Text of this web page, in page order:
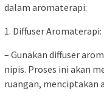
dalam aromaterapi:
1. Diffuser Aromaterapi:
– Gunakan diffuser
nipis. Proses ini akan
ruangan, menciptakan